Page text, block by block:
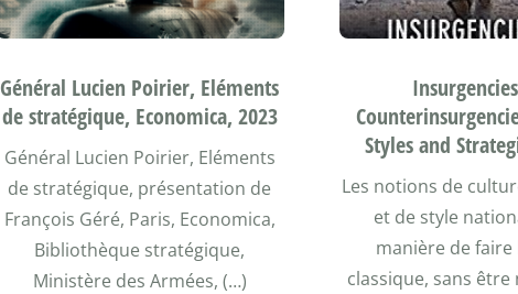
Général Lucien Poirier, Eléments
de stratégique, Economica, 2023
Général Lucien Poirier, Eléments
de stratégique, présentation de
François Géré, Paris, Economica,
Bibliothèque stratégique,
Ministère des Armées, (…)
Styles and
Les notions de
et de style
manière de faire
classique, sans être